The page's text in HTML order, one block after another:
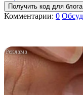
Получить код для блога
Комментарии: 0